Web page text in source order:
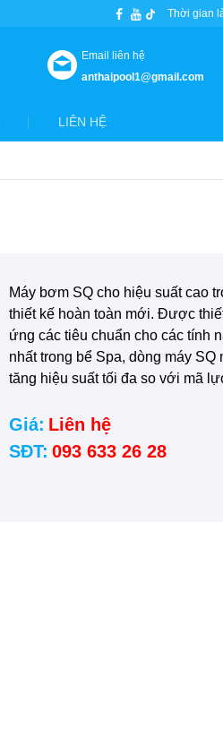
Thời gian
Email liên hệ
anthaipool1@gmail.com
LIÊN HỆ
Máy bơm SQ cho hiệu suất cao
thiết kế hoàn toàn mới. Được
ứng các tiêu chuẩn cho các tính
nhất trong bể Spa, dòng máy SQ
tăng hiệu suất tối đa so với mã
Giá: Liên hệ
SĐT: 093 633 26 28